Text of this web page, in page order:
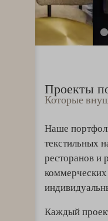
Проекты
Которые
Наше
текстильных
ресторанов и
Каждый